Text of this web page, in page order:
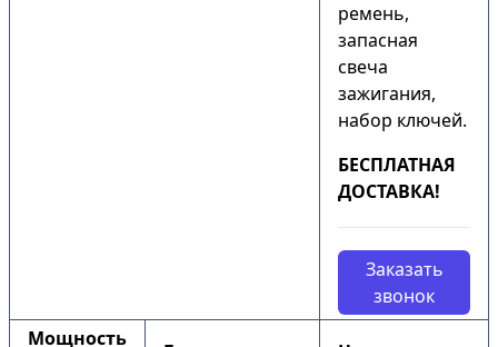
ремень,
запасная
свеча
зажигания,
набор ключей.
БЕСПЛАТНАЯ
ДОСТАВКА!
Заказать
звонок
Мощность